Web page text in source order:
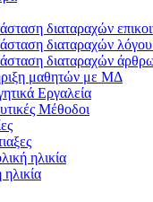
διαταραχών
διαταραχών λόγου
διαταραχών
μαθητών με ΜΔ
Εργαλεία
Μέθοδοι
ηλικία